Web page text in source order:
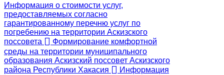
Информация о стоимости услуг,
предоставляемых согласно
гарантированному перечню услуг по
погребению на территории Аскизского
поссовета
Формирование комфортной
среды на территории муниципального
образования Аскизский поссовет Аскизского
района Республики Хакасия
Информация